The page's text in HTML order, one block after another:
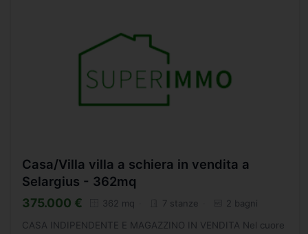
Casa/Villa villa a schiera in vendita a
Selargius - 362mq
375.000 € 362 mq 7 stanze 2 bagni
CASA INDIPENDENTE E MAGAZZINO IN VENDITA Nel cuore